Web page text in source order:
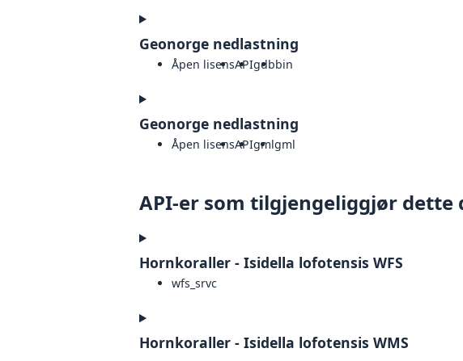
Geonorge nedlastning
Åpen lisensAPIgdbbin
Geonorge nedlastning
Åpen lisensAPIgmlgml
API-er som tilgjengeliggjør dette
Hornkoraller - Isidella lofotensis WFS
wfs_srvc
Hornkoraller - Isidella lofotensis WMS